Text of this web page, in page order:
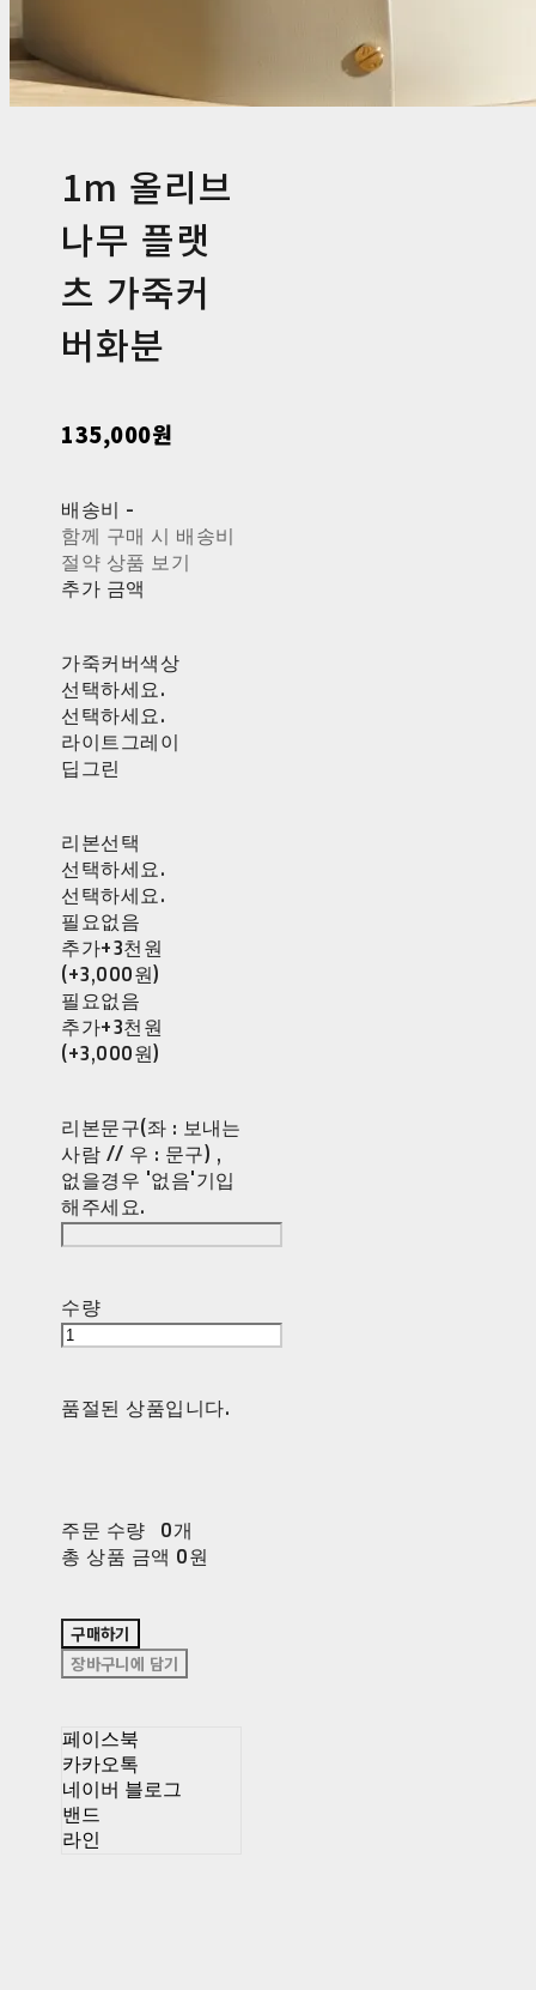
1m 올리브
나무 플랫
츠 가죽커
버화분
135,000원
배송비 -
함께 구매 시 배송비
절약 상품 보기
추가 금액
가죽커버색상
선택하세요.
선택하세요.
라이트그레이
딥그린
리본선택
선택하세요.
선택하세요.
필요없음
추가+3천원
(+3,000원)
필요없음
추가+3천원
(+3,000원)
리본문구(좌 : 보내는
사람 // 우 : 문구) ,
없을경우 '없음'기입
해주세요.
수량
품절된 상품입니다.
주문 수량
0개
총 상품 금액 0원
구매하기
장바구니에 담기
페이스북
카카오톡
네이버 블로그
밴드
라인